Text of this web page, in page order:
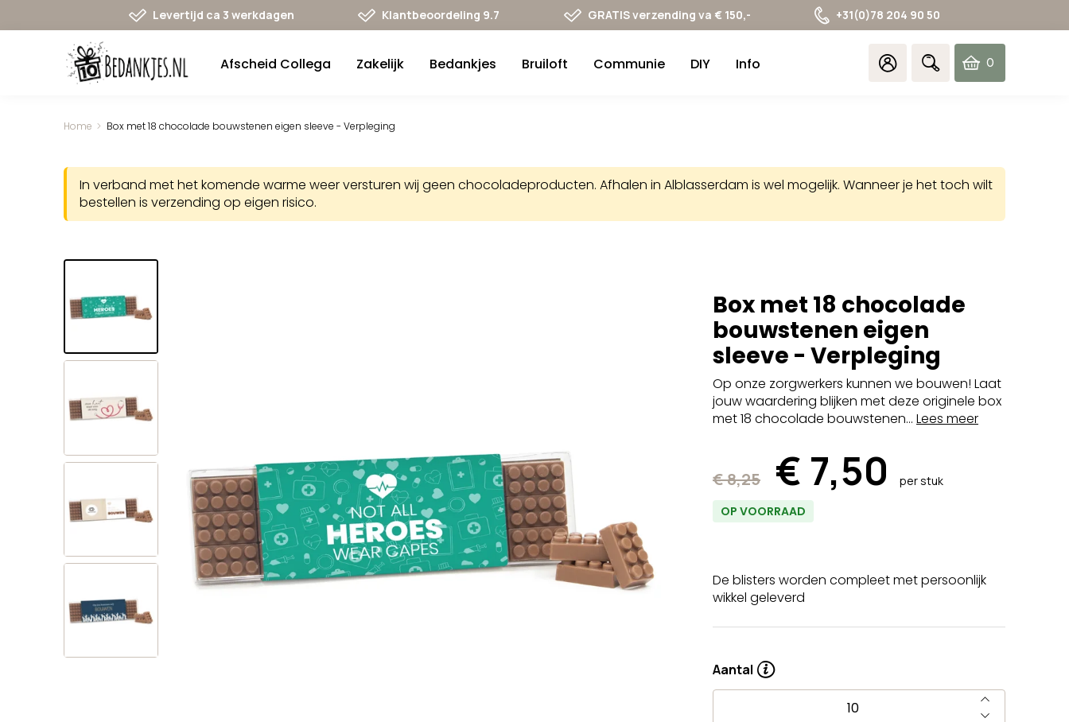
Home Box met 18 chocolade bouwstenen eigen sleeve - Verpleging
In verband met het komende warme weer versturen wij geen chocoladeproducten. Afhalen in Alblasserdam is wel mogelijk. Wanneer je het toch wilt
bestellen is verzending op eigen risico.
Box met 18 chocolade
bouwstenen eigen
sleeve - Verpleging
Op onze zorgwerkers kunnen we bouwen! Laat
jouw waardering blijken met deze originele box
met 18 chocolade bouwstenen... Lees meer
€ 8,25 € 7,50 per stuk
OP VOORRAAD
De blisters worden compleet met persoonlijk
wikkel geleverd
Aantal
Levertijd ca 3 werkdagen Klantbeoordeling 9.7 GRATIS verzending va € 150,- +31(0)78 204 90 50
Afscheid Collega Zakelijk Bedankjes Bruiloft Communie DIY Info 0